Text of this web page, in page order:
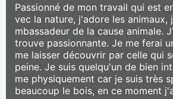
Passionné de mon travail qui est
vec la nature, j'adore les animaux,
mbassadeur de la cause animale.
trouve passionnante. Je me ferai
me laisser découvrir par celle qui
peine. Je suis quelqu'un de bien
me physiquement car je suis très
beaucoup le bois, en ce moment